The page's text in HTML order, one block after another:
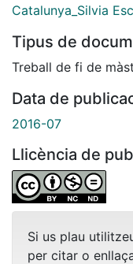
Catalunya_Silvia
Tipus de
Treball de fi de
Data de
2016-07
Llicència de
Si us plau
per citar o